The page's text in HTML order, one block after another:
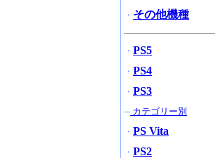
・ その他機種
・ PS5
・ PS4
・ PS3
─カテゴリー別
・ PS Vita
・ PS2